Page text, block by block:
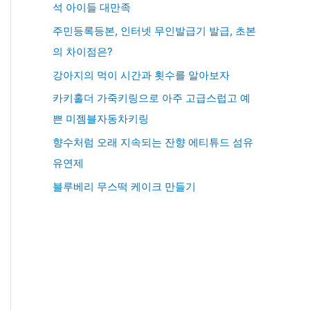
석 아이들 대만족
주민등록등본, 인터넷 무인발급기 발급, 초본
의 차이점은?
강아지의 먹이 시간과 횟수를 알아보자
카키홀더 가죽키링으로 아주 고급스럽고 예
쁜 미젬블자동차키링
향수처럼 오래 지속되는 잔향 에티튜드 섬유
유연제
블루베리 무스떡 케이크 만들기